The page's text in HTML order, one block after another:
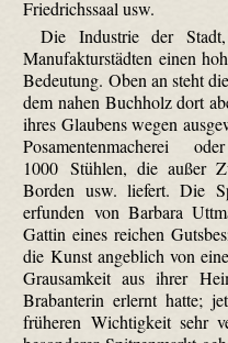
Friedrichssaal usw.
Die Industrie der
Manufakturstädten einen
Bedeutung. Oben an steht
dem nahen Buchholz dort
ihres Glaubens wegen
Posamentenmacherei
1000 Stühlen, die außer
Borden usw. liefert. Die
erfunden von Barbara
Gattin eines reichen
die Kunst angeblich von
Grausamkeit aus ihrer
Brabanterin erlernt hatte;
früheren Wichtigkeit sehr